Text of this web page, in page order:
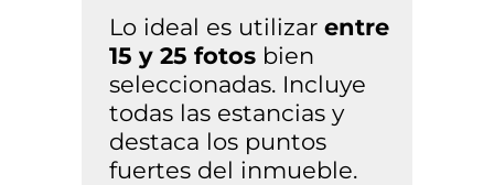
Lo ideal es utilizar entre
15 y 25 fotosbien
seleccionadas. Incluye
todas las estancias y
destaca los puntos
fuertes del inmueble.